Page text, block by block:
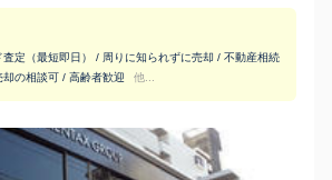
定（最短即日） / 周りに知られずに売却 / 不動産相続
の相談可 / 高齢者歓迎
他...